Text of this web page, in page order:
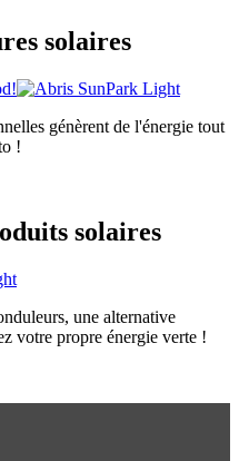
solaires
génèrent de l'énergie tout
!
solaires
une alternative
votre propre énergie verte !